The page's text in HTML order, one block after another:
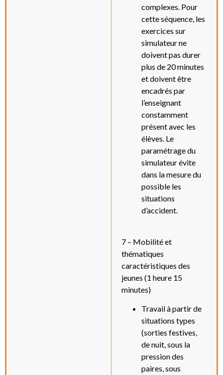
complexes. Pour
cette séquence, les
exercices sur
simulateur ne
doivent pas durer
plus de 20 minutes
et doivent être
encadrés par
l’enseignant
constamment
présent avec les
élèves. Le
paramétrage du
simulateur évite
dans la mesure du
possible les
situations
d’accident.
7 – Mobilité et
thématiques
caractéristiques des
jeunes (1 heure 15
minutes)
Travail à partir de
situations types
(sorties festives,
de nuit, sous la
pression des
paires, sous